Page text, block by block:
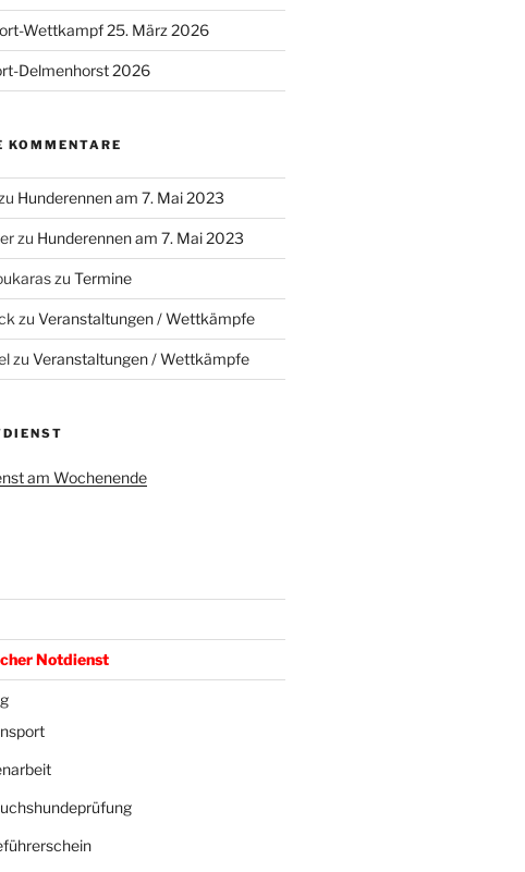
Wettkampf 25. März 2026
Delmenhorst 2026
KOMMENTARE
Hunderennen am 7. Mai 2023
zu Hunderennen am 7. Mai 2023
zu Termine
zu Veranstaltungen / Wettkämpfe
zu Veranstaltungen / Wettkämpfe
am Wochenende
Notdienst